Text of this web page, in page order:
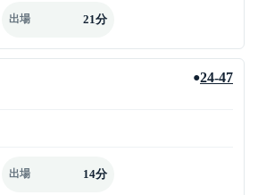
出場 21分
●24-47
出場 14分